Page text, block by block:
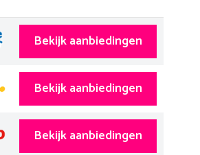
Bekijk aanbiedingen
Bekijk aanbiedingen
Bekijk aanbiedingen